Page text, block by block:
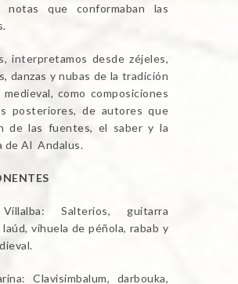
notas que conformaban las
interpretamos desde zéjeles,
danzas y nubas de la tradición
medieval, como composiciones
posteriores, de autores que
de las fuentes, el saber y la
de Al Andalus.
Salterios, guitarra
laúd, vihuela de péñola, rabab y
Clavisimbalum, darbouka,